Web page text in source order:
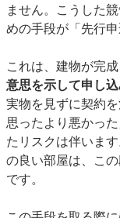
ません。こうした
めの手段が「先行
これは、建物が完成
意思を示して申し
実物を見ずに契約
思ったより悪かっ
たリスクは伴いま
の良い部屋は、こ
です。